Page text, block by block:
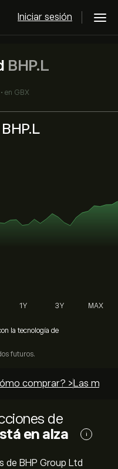
Iniciar sesión
BHP.L
• en GBX
1Y 3Y MAX
la tecnología de
futuros.
comprar? > Las
de
en alza
i
de BHP Group Ltd